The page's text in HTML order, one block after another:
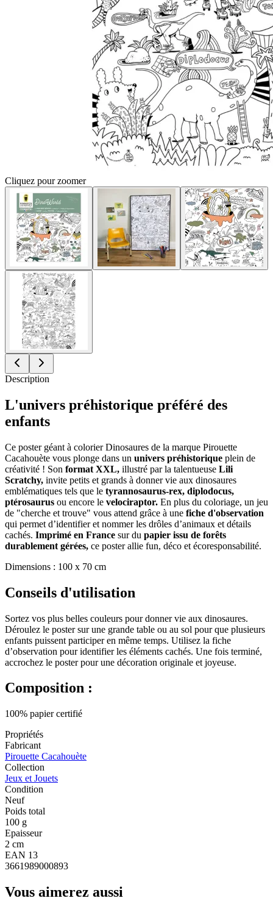
Cliquez pour zoomer
Description
L'univers préhistorique préféré des
enfants
Ce poster géant à colorier Dinosaures de la marque Pirouette
Cacahouète vous plonge dans un univers préhistorique plein de
créativité ! Son format XXL, illustré par la talentueuse Lili
Scratchy, invite petits et grands à donner vie aux dinosaures
emblématiques tels que le tyrannosaurus-rex, diplodocus,
ptérosaurus ou encore le velociraptor. En plus du coloriage, un jeu
de "cherche et trouve" vous attend grâce à une fiche d'observation
qui permet d’identifier et nommer les drôles d’animaux et détails
cachés. Imprimé en France sur du papier issu de forêts
durablement gérées, ce poster allie fun, déco et écoresponsabilité.
Dimensions : 100 x 70 cm
Conseils d'utilisation
Sortez vos plus belles couleurs pour donner vie aux dinosaures.
Déroulez le poster sur une grande table ou au sol pour que plusieurs
enfants puissent participer en même temps. Utilisez la fiche
d’observation pour identifier les éléments cachés. Une fois terminé,
accrochez le poster pour une décoration originale et joyeuse.
Composition :
100% papier certifié
Propriétés
Fabricant
Pirouette Cacahouète
Collection
Jeux et Jouets
Condition
Neuf
Poids total
100 g
Epaisseur
2 cm
EAN 13
3661989000893
Vous aimerez aussi